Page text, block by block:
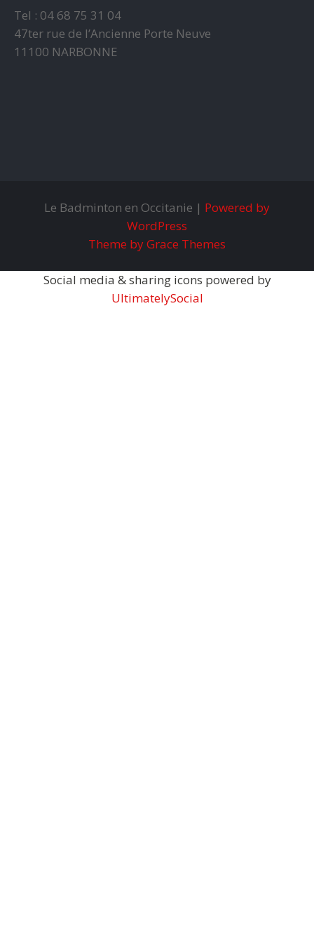
Tel : 04 68 75 31 04
47ter rue de l’Ancienne Porte Neuve
11100 NARBONNE
Le Badminton en Occitanie | Powered by
WordPress
Theme by Grace Themes
Social media & sharing icons powered by
UltimatelySocial